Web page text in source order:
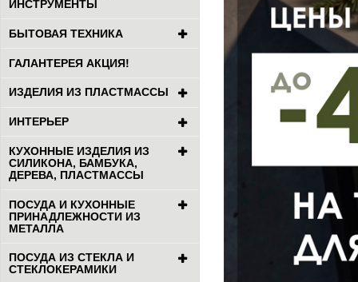
ИНСТРУМЕНТЫ
БЫТОВАЯ ТЕХНИКА
ГАЛАНТЕРЕЯ АКЦИЯ!
ИЗДЕЛИЯ ИЗ ПЛАСТМАССЫ
ИНТЕРЬЕР
КУХОННЫЕ ИЗДЕЛИЯ ИЗ
СИЛИКОНА, БАМБУКА,
ДЕРЕВА, ПЛАСТМАССЫ
ПОСУДА И КУХОННЫЕ
ПРИНАДЛЕЖНОСТИ ИЗ
МЕТАЛЛА
ПОСУДА ИЗ СТЕКЛА И
СТЕКЛОКЕРАМИКИ